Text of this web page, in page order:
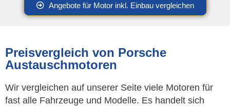
Angebote für Motor inkl. Einbau vergleichen
Preisvergleich von Porsche
Austauschmotoren
Wir vergleichen auf unserer Seite viele Motoren für
fast alle Fahrzeuge und Modelle. Es handelt sich